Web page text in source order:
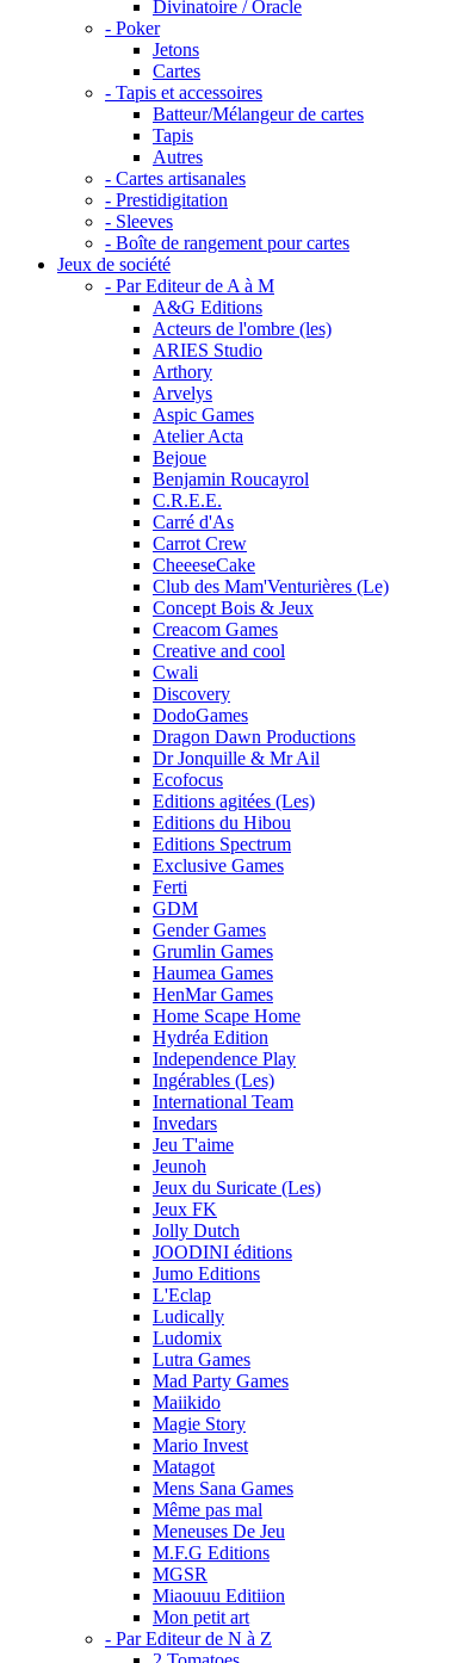
Divinatoire / Oracle
- Poker
Jetons
Cartes
- Tapis et accessoires
Batteur/Mélangeur de cartes
Tapis
Autres
- Cartes artisanales
- Prestidigitation
- Sleeves
- Boîte de rangement pour cartes
Jeux de société
- Par Editeur de A à M
A&G Editions
Acteurs de l'ombre (les)
ARIES Studio
Arthory
Arvelys
Aspic Games
Atelier Acta
Bejoue
Benjamin Roucayrol
C.R.E.E.
Carré d'As
Carrot Crew
CheeeseCake
Club des Mam'Venturières (Le)
Concept Bois & Jeux
Creacom Games
Creative and cool
Cwali
Discovery
DodoGames
Dragon Dawn Productions
Dr Jonquille & Mr Ail
Ecofocus
Editions agitées (Les)
Editions du Hibou
Editions Spectrum
Exclusive Games
Ferti
GDM
Gender Games
Grumlin Games
Haumea Games
HenMar Games
Home Scape Home
Hydréa Edition
Independence Play
Ingérables (Les)
International Team
Invedars
Jeu T'aime
Jeunoh
Jeux du Suricate (Les)
Jeux FK
Jolly Dutch
JOODINI éditions
Jumo Editions
L'Eclap
Ludically
Ludomix
Lutra Games
Mad Party Games
Maiikido
Magie Story
Mario Invest
Matagot
Mens Sana Games
Même pas mal
Meneuses De Jeu
M.F.G Editions
MGSR
Miaouuu Editiion
Mon petit art
- Par Editeur de N à Z